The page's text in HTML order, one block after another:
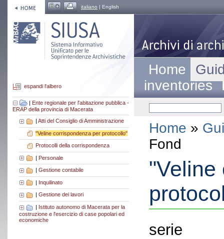
italiano | English
espandi l'albero
| Ente regionale per l'abitazione pubblica -
ERAP della provincia di Macerata
| Atti del Consiglio di Amministrazione
"Veline corrispondenza per protocollo"
Protocolli della corrispondenza
| Personale
Gestione contabile
| Inquilinato
Gestione dei lavori
| Istituto autonomo di Macerata per la
costruzione e l'esercizio di case popolari ed
economiche
Home
inventories
Home »
Fond
"Veline
serie